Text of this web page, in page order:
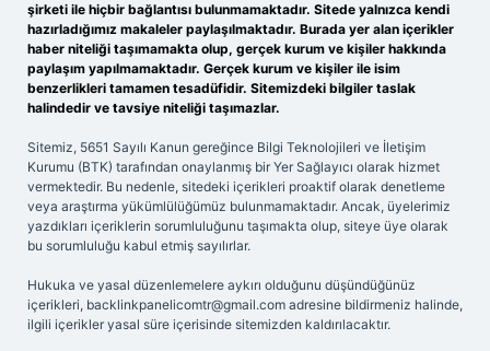
şirketi ile hiçbir bağlantısı bulunmamaktadır. Sitede yalnızca kendi
hazırladığımız makaleler paylaşılmaktadır. Burada yer alan içerikler
haber niteliği taşımamakta olup, gerçek kurum ve kişiler hakkında
paylaşım yapılmamaktadır. Gerçek kurum ve kişiler ile isim
benzerlikleri tamamen tesadüfidir. Sitemizdeki bilgiler taslak
halindedir ve tavsiye niteliği taşımazlar.
Sitemiz, 5651 Sayılı Kanun gereğince Bilgi Teknolojileri ve İletişim
Kurumu (BTK) tarafından onaylanmış bir Yer Sağlayıcı olarak hizmet
vermektedir. Bu nedenle, sitedeki içerikleri proaktif olarak denetleme
veya araştırma yükümlülüğümüz bulunmamaktadır. Ancak, üyelerimiz
yazdıkları içeriklerin sorumluluğunu taşımakta olup, siteye üye olarak
bu sorumluluğu kabul etmiş sayılırlar.
Hukuka ve yasal düzenlemelere aykırı olduğunu düşündüğünüz
içerikleri, backlinkpanelicomtr@gmail.com adresine bildirmeniz halinde,
ilgili içerikler yasal süre içerisinde sitemizden kaldırılacaktır.